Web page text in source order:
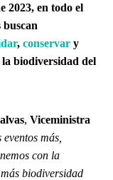
2023, en todo el
, conservar y
la biodiversidad del
, Viceministra
más,
con la
biodiversidad